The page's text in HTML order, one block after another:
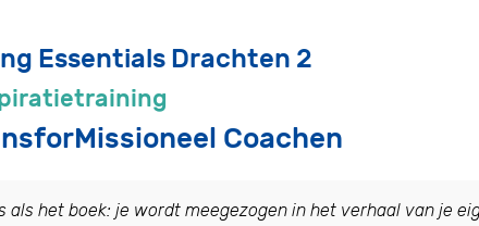
Essentials Drachten 2
Coachen
als het boek: je wordt meegezogen in het verhaal van je